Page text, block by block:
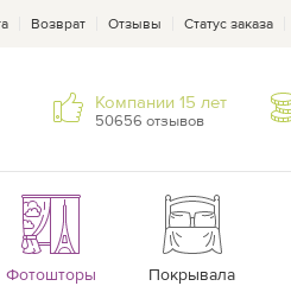
Возврат Отзывы Статус заказа
Компании 15 лет
50656 отзывов
Фотошторы Покрывала